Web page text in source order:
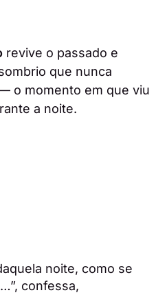
revive o passado e
que nunca
o momento em que viu
a noite.
noite, como se
confessa,